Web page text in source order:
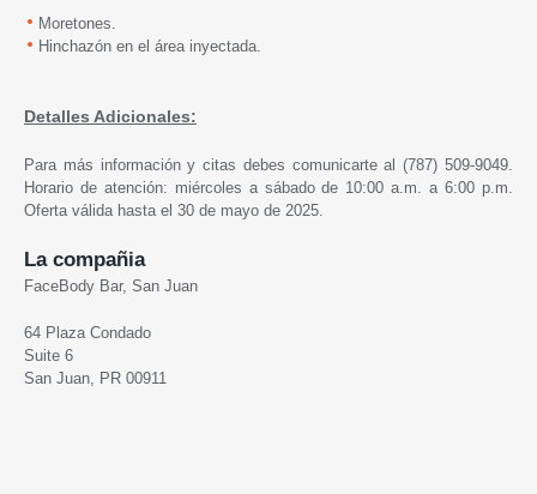
Moretones.
Hinchazón en el área inyectada.
Detalles Adicionales:
Para más información y citas debes comunicarte al (787) 509-9049.
Horario de atención: miércoles a sábado de 10:00 a.m. a 6:00 p.m.
Oferta válida hasta el 30 de mayo de 2025.
La compañia
FaceBody Bar, San Juan
64 Plaza Condado
Suite 6
San Juan, PR 00911